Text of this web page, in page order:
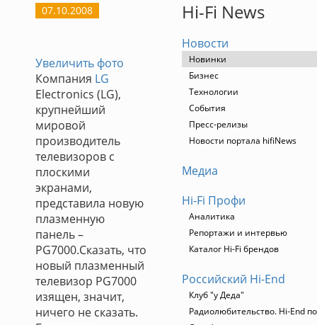
07.10.2008
Увеличить фото
Компания LG
Electronics (LG),
крупнейший
мировой
производитель
телевизоров с
плоскими
экранами,
представила новую
плазменную
панель –
PG7000.Сказать, что
новый плазменный
телевизор PG7000
изящен, значит,
ничего не сказать.
Hi-Fi News
Новости
Новинки
Бизнес
Технологии
События
Пресс-релизы
Новости портала hifiNews
Медиа
Hi-Fi Профи
Аналитика
Репортажи и интервью
Каталог Hi-Fi брендов
Российский Hi-End
Клуб "у Деда"
Радиолюбительство. Hi-End